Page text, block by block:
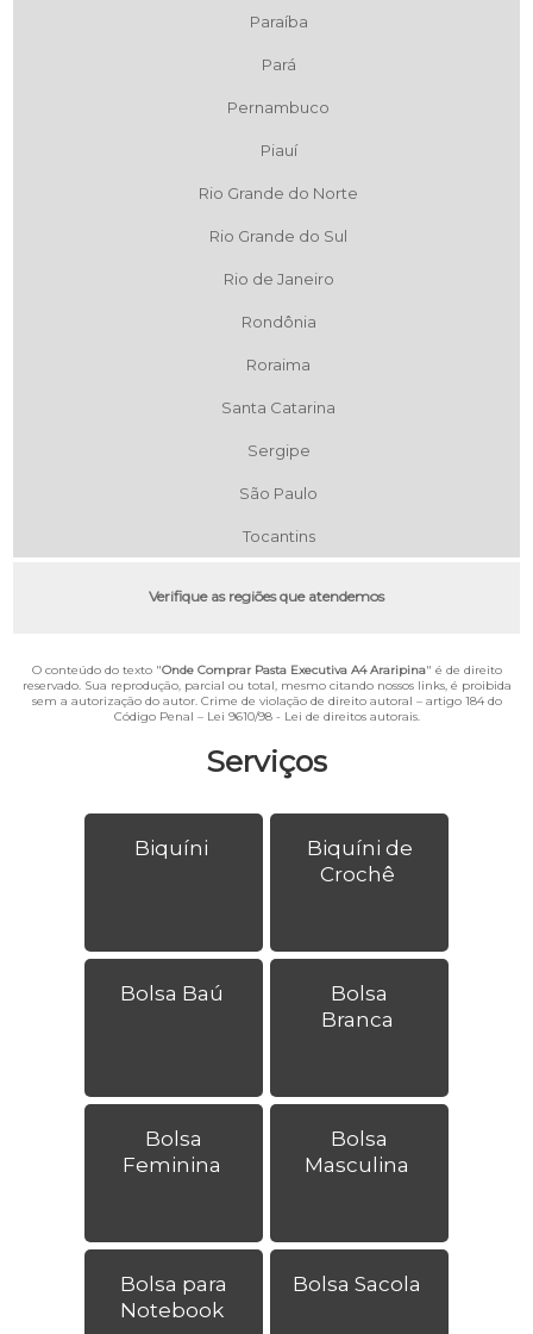
Serviços
Biquíni
Biquíni de
Crochê
Bolsa Baú
Bolsa
Branca
Bolsa
Feminina
Bolsa
Masculina
Bolsa para
Notebook
Bolsa Sacola
Paraíba
Pará
Pernambuco
Piauí
Rio Grande do Norte
Rio Grande do Sul
Rio de Janeiro
Rondônia
Roraima
Santa Catarina
Sergipe
São Paulo
Tocantins
Verifique as regiões que atendemos
O conteúdo do texto "Onde Comprar Pasta Executiva A4 Araripina" é de direito
reservado. Sua reprodução, parcial ou total, mesmo citando nossos links, é proibida
sem a autorização do autor. Crime de violação de direito autoral – artigo 184 do
Código Penal – Lei 9610/98 - Lei de direitos autorais.